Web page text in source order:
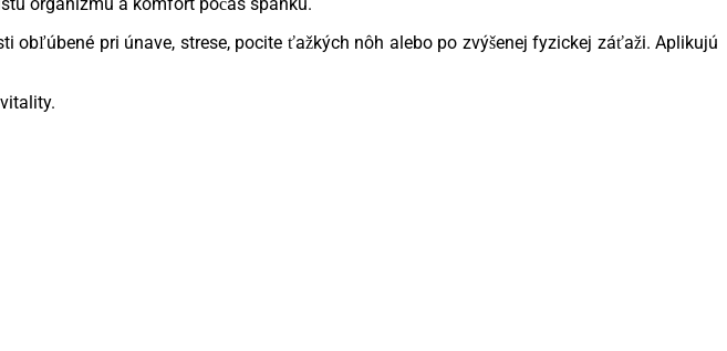
pri únave, strese, pocite ťažkých nôh alebo po zvýšenej fyzickej záťaži. Aplikujú